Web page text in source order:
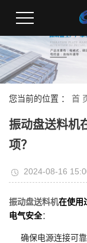
您当前的位置 ： 首
振动盘送料机
项？
2024-08-16
振动盘送料机在使用
电气安全：
确保电源连接可